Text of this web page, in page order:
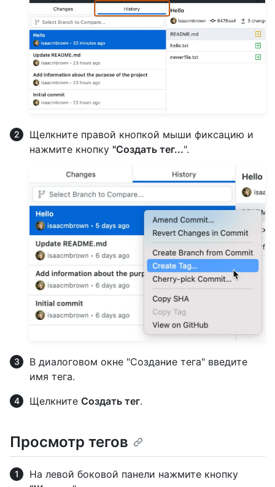
Щелкните правой кнопкой мыши фиксацию и
нажмите кнопку "Создать тег...".
В диалоговом окне "Создание тега" введите
имя тега.
Щелкните Создать тег.
Просмотр тегов
На левой боковой панели нажмите кнопку